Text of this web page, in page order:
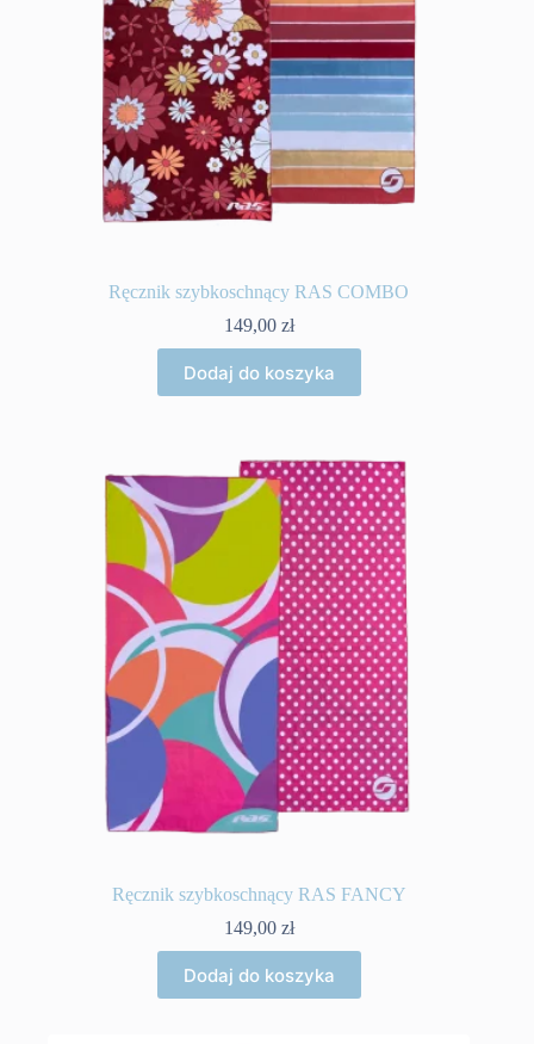
Ręcznik szybkoschnący RAS COMBO
149,00 zł
Dodaj do koszyka
Ręcznik szybkoschnący RAS FANCY
149,00 zł
Dodaj do koszyka